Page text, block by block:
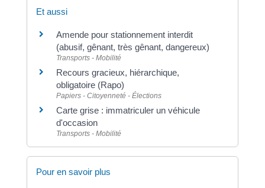
Et aussi
Amende pour stationnement interdit
(abusif, gênant, très gênant, dangereux)
Transports - Mobilité
Recours gracieux, hiérarchique,
obligatoire (Rapo)
Papiers - Citoyenneté - Élections
Carte grise : immatriculer un véhicule
d'occasion
Transports - Mobilité
Pour en savoir plus